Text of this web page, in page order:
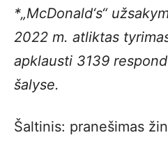
*„McDonald‘s“
2022 m. atliktas
apklausti 3139
šalyse.
Šaltinis: pranešimas